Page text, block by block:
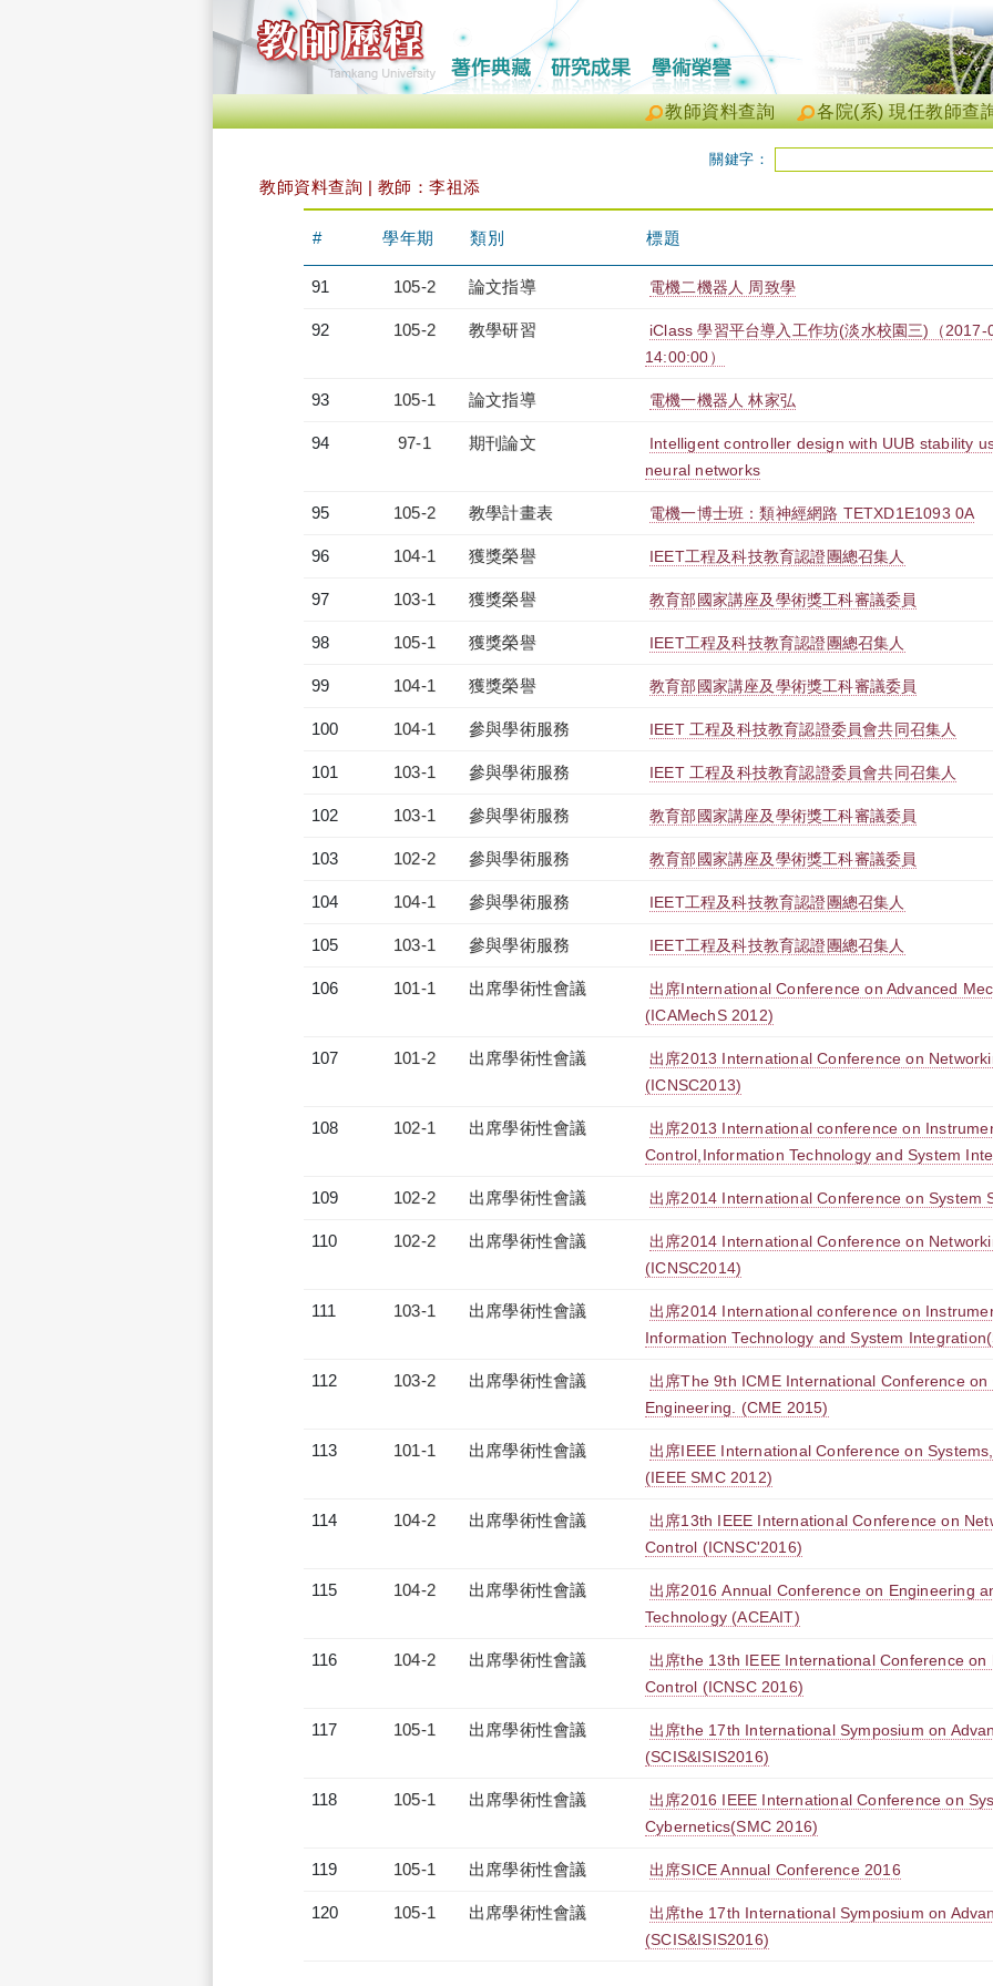
各院(系) 現任教師查
教師資料查詢
關鍵字：
教師資料查詢 | 教師：李祖添
# 學年期 類別 標題
91 105-2 論文指導 電機二機器人 周致學
92 105-2 教學研習
iClass 學習平台導入工作坊(淡水校園三)（
14:00:00）
93 105-1 論文指導 電機一機器人 林家弘
94 97-1 期刊論文
Intelligent controller design with UUB stability
neural networks
95 105-2 教學計畫表 電機一博士班：類神經網路 TETXD1E1093 0A
96 104-1 獲獎榮譽 IEET工程及科技教育認證團總召集人
97 103-1 獲獎榮譽 教育部國家講座及學術獎工科審議委員
98 105-1 獲獎榮譽 IEET工程及科技教育認證團總召集人
99 104-1 獲獎榮譽 教育部國家講座及學術獎工科審議委員
100 104-1 參與學術服務 IEET 工程及科技教育認證委員會共同召集人
101 103-1 參與學術服務 IEET 工程及科技教育認證委員會共同召集人
102 103-1 參與學術服務 教育部國家講座及學術獎工科審議委員
103 102-2 參與學術服務 教育部國家講座及學術獎工科審議委員
104 104-1 參與學術服務 IEET工程及科技教育認證團總召集人
105 103-1 參與學術服務 IEET工程及科技教育認證團總召集人
106 101-1 出席學術性會議
出席International Conference on Advanced
(ICAMechS 2012)
107 101-2 出席學術性會議
出席2013 International Conference on
(ICNSC2013)
108 102-1 出席學術性會議
出席2013 International conference on
Control,Information Technology and System
109 102-2 出席學術性會議 出席2014 International Conference on System
110 102-2 出席學術性會議
出席2014 International Conference on
(ICNSC2014)
111 103-1 出席學術性會議
出席2014 International conference on
Information Technology and System
112 103-2 出席學術性會議
出席The 9th ICME International Conference on
Engineering. (CME 2015)
113 101-1 出席學術性會議
出席IEEE International Conference on
(IEEE SMC 2012)
114 104-2 出席學術性會議
出席13th IEEE International Conference on
Control (ICNSC'2016)
115 104-2 出席學術性會議
出席2016 Annual Conference on Engineering
Technology (ACEAIT)
116 104-2 出席學術性會議
出席the 13th IEEE International Conference
Control (ICNSC 2016)
117 105-1 出席學術性會議
出席the 17th International Symposium on
(SCIS&ISIS2016)
118 105-1 出席學術性會議
出席2016 IEEE International Conference on
Cybernetics(SMC 2016)
119 105-1 出席學術性會議 出席SICE Annual Conference 2016
120 105-1 出席學術性會議
出席the 17th International Symposium on
(SCIS&ISIS2016)